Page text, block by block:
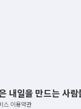
내일을 만드는 사람
스 이용약관